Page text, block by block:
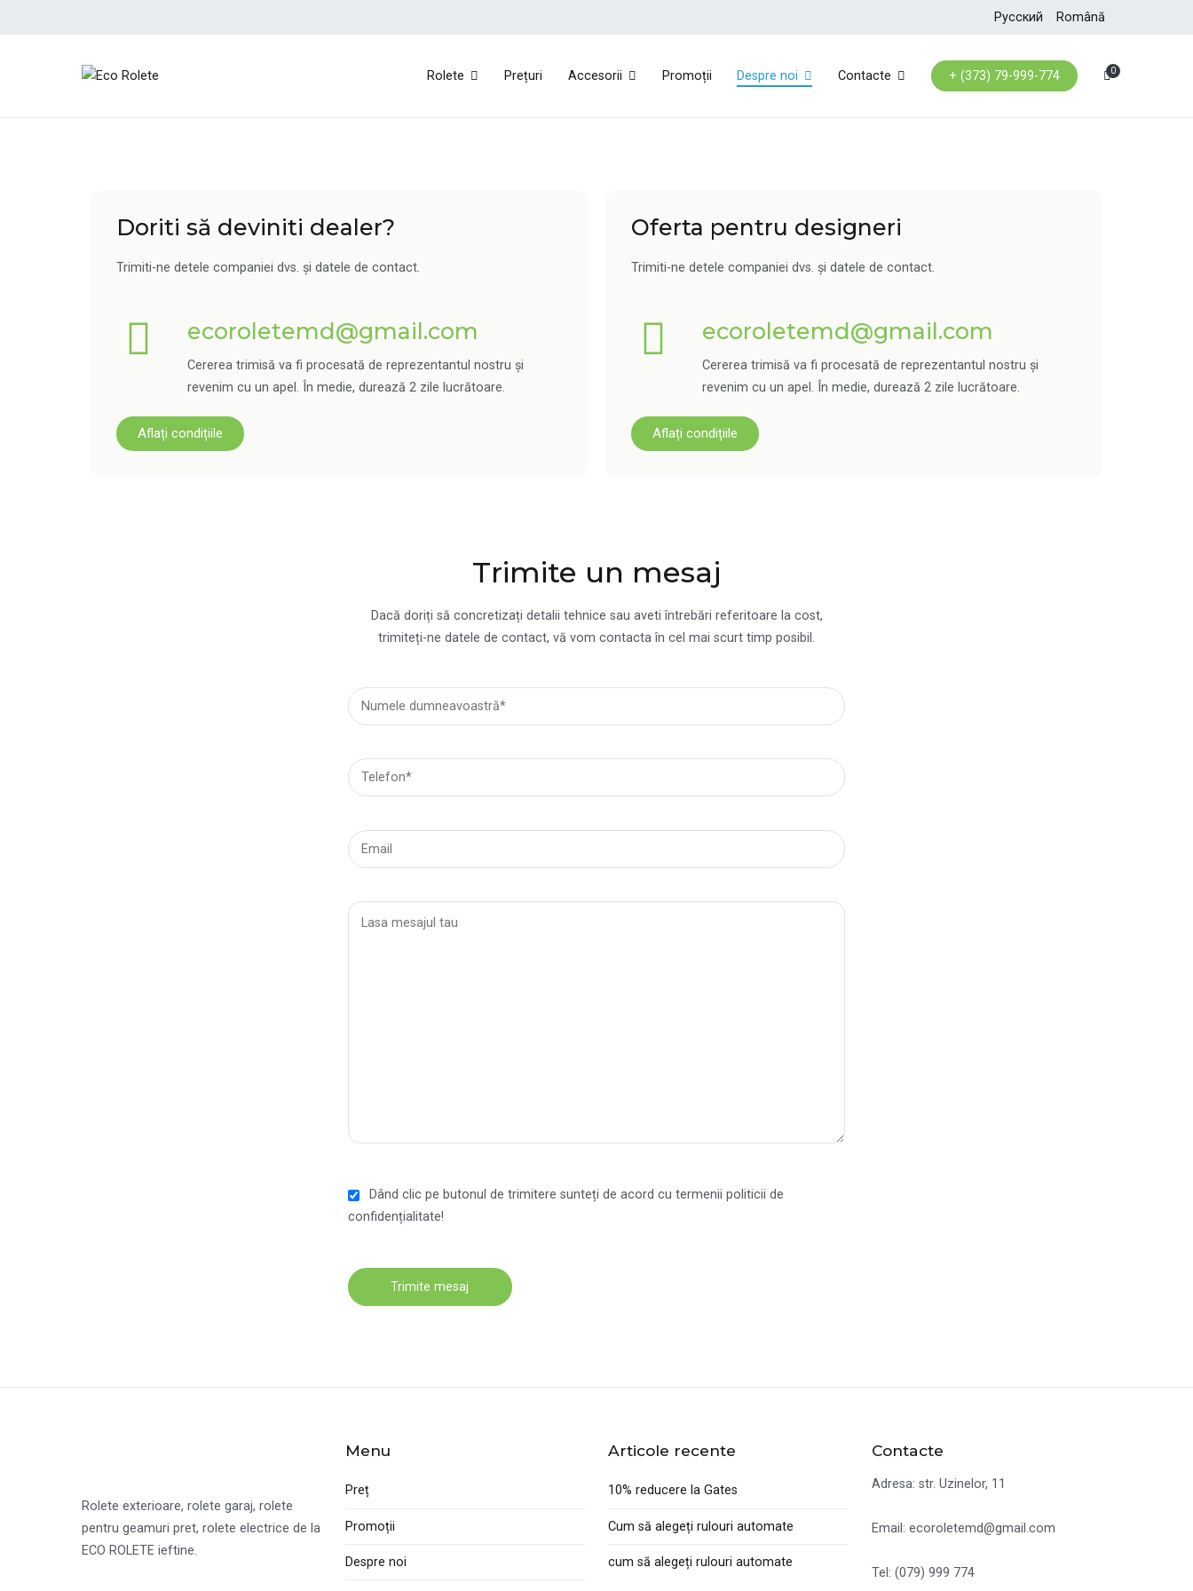
Русский Română
Eco Rolete
Rolete exterioare
Rolete Prețuri Accesorii Promoții Despre noi Contacte + (373) 79-999-774 0
Doriti să deviniti dealer?
Trimiti-ne detele companiei dvs. și datele de contact.
ecoroletemd@gmail.com
Cererea trimisă va fi procesată de reprezentantul nostru și
revenim cu un apel. În medie, durează 2 zile lucrătoare.
Aflați condițiile
Oferta pentru designeri
Trimiti-ne detele companiei dvs. și datele de contact.
ecoroletemd@gmail.com
Cererea trimisă va fi procesată de reprezentantul nostru și
revenim cu un apel. În medie, durează 2 zile lucrătoare.
Aflați condițiile
Trimite un mesaj
Dacă doriți să concretizați detalii tehnice sau aveti întrebări referitoare la cost,
trimiteți-ne datele de contact, vă vom contacta în cel mai scurt timp posibil.
Dând clic pe butonul de trimitere sunteți de acord cu termenii politicii de
confidențialitate!
Rolete exterioare, rolete garaj, rolete
pentru geamuri pret, rolete electrice de la
ECO ROLETE ieftine.
Menu
Preț
Promoții
Despre noi
Articole recente
10% reducere la Gates
Сum să alegeți rulouri automate
cum să alegeți rulouri automate
Contacte
Adresa: str. Uzinelor, 11
Email: ecoroletemd@gmail.com
Tel: (079) 999 774